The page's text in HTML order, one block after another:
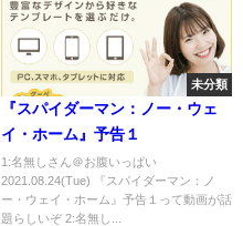
未分類
『スパイダーマン：ノー・ウェ
イ・ホーム』予告１
1:名無しさん＠お腹いっぱい
2021.08.24(Tue) 『スパイダーマン：ノ
ー・ウェイ・ホーム』予告１って動画が話
題らしいぞ 2:名無し...